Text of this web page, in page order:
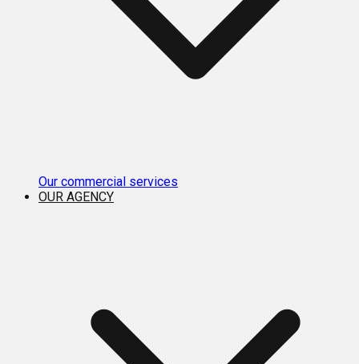
Our commercial services
OUR AGENCY